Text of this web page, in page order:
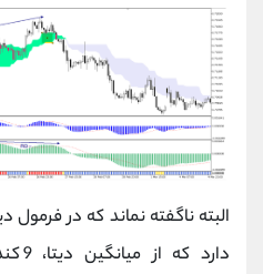
البته ناگفته نماند که در